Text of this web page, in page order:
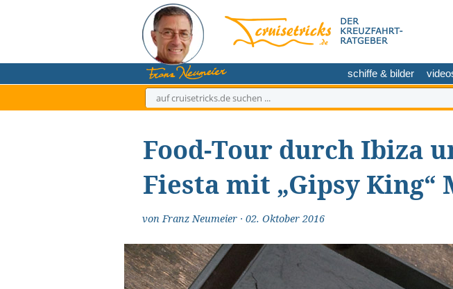
schiffe & bilder
Food-Tour durch Ibiza
Fiesta mit „Gipsy King“
vonFranz Neumeier· 02. Oktober 2016